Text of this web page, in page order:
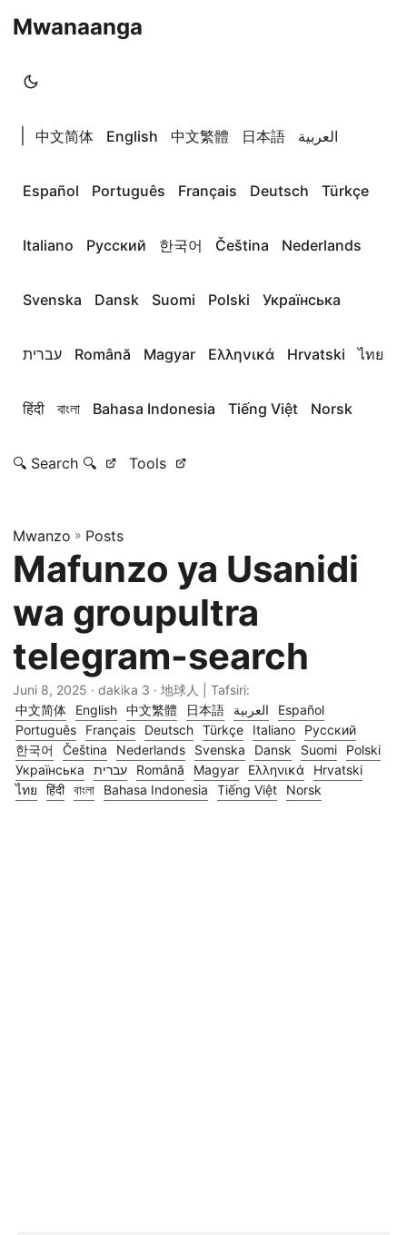
Mwanaanga
中文简体 English 中文繁體 日本語 العربية
Español Português Français Deutsch Türkçe
Italiano Русский 한국어 Čeština Nederlands
Svenska Dansk Suomi Polski Українська
עברית Română Magyar Ελληνικά Hrvatski ไทย
हिंदी বাংলা Bahasa Indonesia Tiếng Việt Norsk
🔍 Search 🔍 Tools
Mwanzo » Posts
Mafunzo ya Usanidi
wa groupultra
telegram-search
Juni 8, 2025 · dakika 3 · 地球人 | Tafsiri:
中文简体
English 中文繁體 日本語 العربية
Español
Português
Français Deutsch Türkçe Italiano
Русский
한국어
Čeština Nederlands Svenska Dansk Suomi
Polski
Українська
עברית Română Magyar Ελληνικά
Hrvatski
ไทย
हिंदी বাংলা Bahasa Indonesia Tiếng Việt Norsk